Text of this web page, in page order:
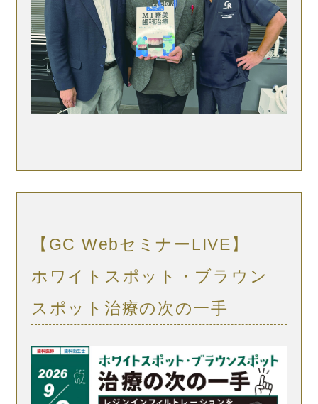
【GC WebセミナーLIVE】
ホワイトスポット・ブラウン
スポット治療の次の一手